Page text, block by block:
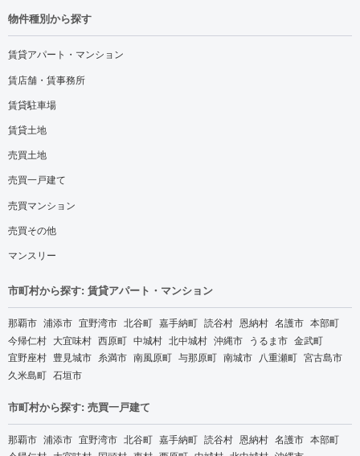
物件種別から探す
賃貸アパート・マンション
賃店舗・賃事務所
賃貸駐車場
賃貸土地
売買土地
売買一戸建て
売買マンション
売買その他
マンスリー
市町村から探す: 賃貸アパート・マンション
那覇市 浦添市 宜野湾市 北谷町 嘉手納町 読谷村 恩納村 名護市 本部町
今帰仁村 大宜味村 西原町 中城村 北中城村 沖縄市 うるま市 金武町
宜野座村 豊見城市 糸満市 南風原町 与那原町 南城市 八重瀬町 宮古島市
久米島町 石垣市
市町村から探す: 売買一戸建て
那覇市 浦添市 宜野湾市 北谷町 嘉手納町 読谷村 恩納村 名護市 本部町